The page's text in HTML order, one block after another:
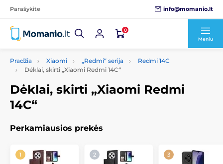
Parašykite info@momanio.lt
0
Meniu
Pradžia Xiaomi „Redmi“ serija
Redmi 14C
Dėklai, skirti „Xiaomi Redmi 14C“
Dėklai, skirti „Xiaomi Redmi
14C“
Perkamiausios prekės